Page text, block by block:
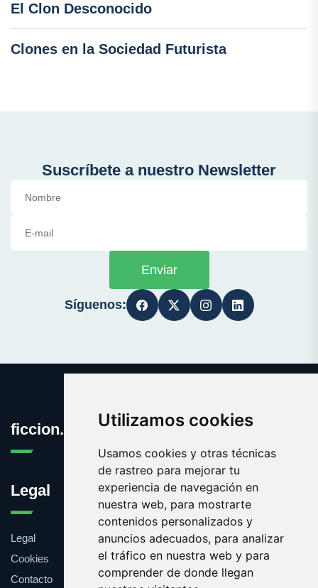
Utilizamos cookies
Usamos cookies y otras técnicas
de rastreo para mejorar tu
experiencia de navegación en
nuestra web, para mostrarte
contenidos personalizados y
anuncios adecuados, para analizar
el tráfico en nuestra web y para
comprender de donde llegan
El Clon Desconocido
Clones en la Sociedad Futurista
Suscríbete a nuestro Newsletter
Enviar
Síguenos:
ficcion.es
Legal
Legal
Cookies
Contacto